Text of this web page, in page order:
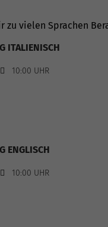
vielen Sprachen
ITALIENISCH
10:00 UHR
ENGLISCH
10:00 UHR